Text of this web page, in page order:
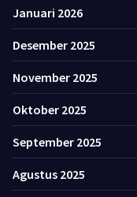
Januari 2026
Desember 2025
November 2025
Oktober 2025
September 2025
Agustus 2025